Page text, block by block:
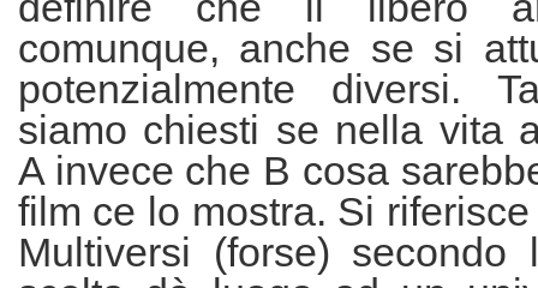
comunque, anche se si
potenzialmente diversi.
siamo chiesti se nella vita
A invece che B cosa
film ce lo mostra. Si
Multiversi (forse)